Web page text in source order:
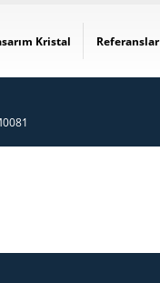
Kristal Referanslar